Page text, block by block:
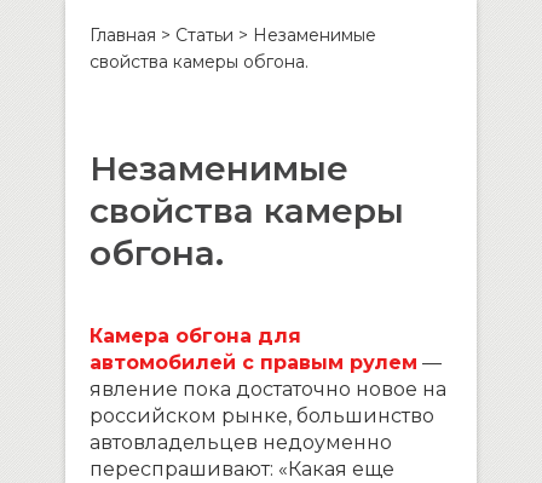
Главная > Статьи > Незаменимые
свойства камеры обгона.
Незаменимые
свойства камеры
обгона.
Камера обгона для
автомобилей с правым рулем —
явление пока достаточно новое на
российском рынке, большинство
автовладельцев недоуменно
переспрашивают: «Какая еще